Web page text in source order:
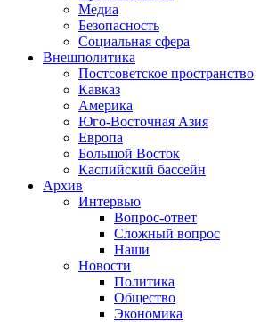
Медиа
Безопасность
Социальная сфера
Внешполитика
Постсоветское пространство
Кавказ
Америка
Юго-Восточная Азия
Европа
Большой Восток
Каспийский бассейн
Архив
Интервью
Вопрос-ответ
Сложный вопрос
Наши
Новости
Политика
Общество
Экономика